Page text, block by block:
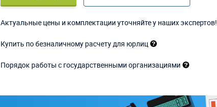
Актуальные цены и комплектации уточняйте у наших экспертов!
Купить по безналичному расчету для юрлиц
Порядок работы с государственными организациями